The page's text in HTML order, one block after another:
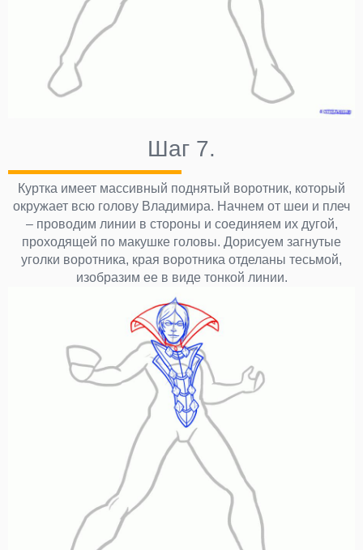
Шаг 7.
Куртка имеет массивный поднятый воротник, который
окружает всю голову Владимира. Начнем от шеи и плеч
– проводим линии в стороны и соединяем их дугой,
проходящей по макушке головы. Дорисуем загнутые
уголки воротника, края воротника отделаны тесьмой,
изобразим ее в виде тонкой линии.